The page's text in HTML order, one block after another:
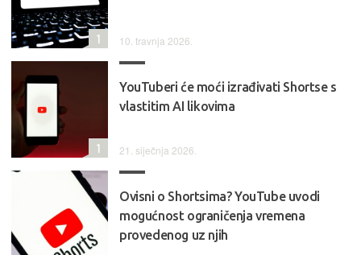
10. travnja 2026.
1
YouTuberi će moći izrađivati Shortse s
vlastitim AI likovima
21. siječnja 2026.
1
Ovisni o Shortsima? YouTube uvodi
mogućnost ograničenja vremena
provedenog uz njih